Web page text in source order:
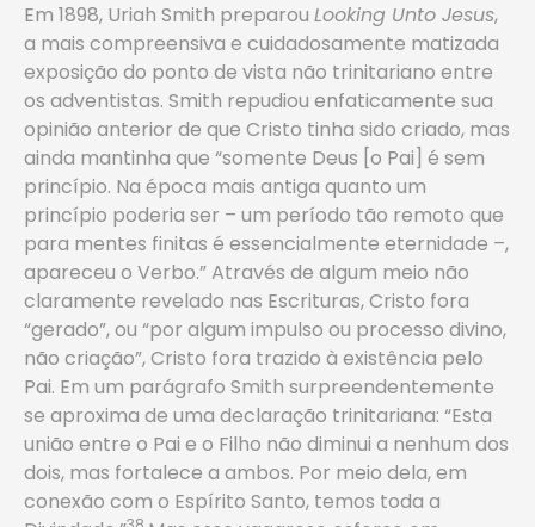
Em 1898, Uriah Smith preparou Looking Unto Jesus,
a mais compreensiva e cuidadosamente matizada
exposição do ponto de vista não trinitariano entre
os adventistas. Smith repudiou enfaticamente sua
opinião anterior de que Cristo tinha sido criado, mas
ainda mantinha que “somente Deus [o Pai] é sem
princípio. Na época mais antiga quanto um
princípio poderia ser – um período tão remoto que
para mentes finitas é essencialmente eternidade –,
apareceu o Verbo.” Através de algum meio não
claramente revelado nas Escrituras, Cristo fora
“gerado”, ou “por algum impulso ou processo divino,
não criação”, Cristo fora trazido à existência pelo
Pai. Em um parágrafo Smith surpreendentemente
se aproxima de uma declaração trinitariana: “Esta
união entre o Pai e o Filho não diminui a nenhum dos
dois, mas fortalece a ambos. Por meio dela, em
conexão com o Espírito Santo, temos toda a